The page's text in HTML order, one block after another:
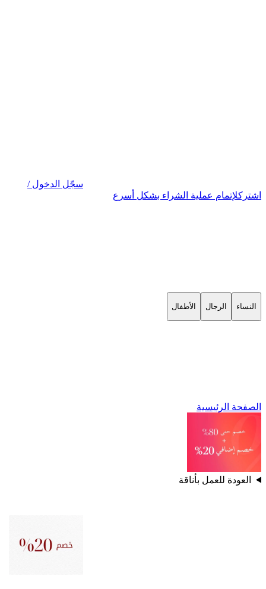
سجّل الدخول /
اشتركلإتمام عملية الشراء بشكل أسرع
النساء الرجال الأطفال
الصفحة الرئيسية
العودة للعمل بأناقة